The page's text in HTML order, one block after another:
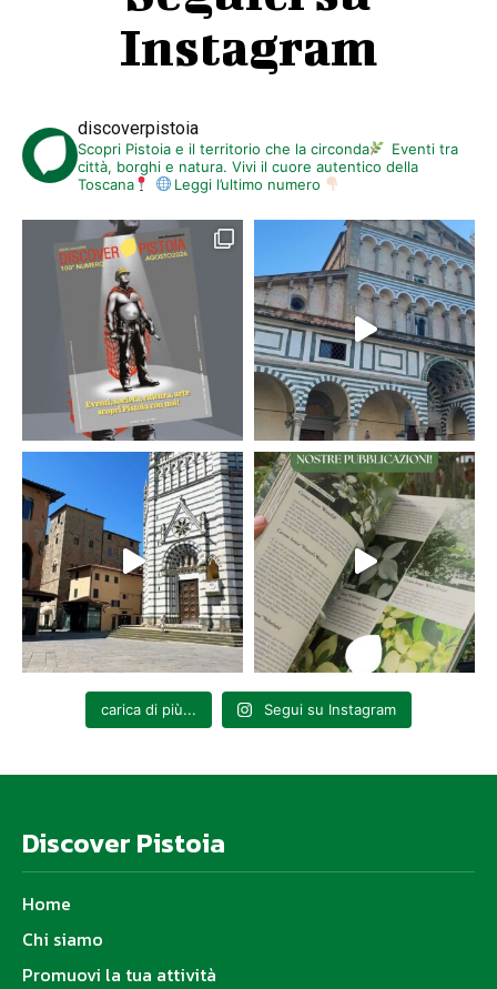
Instagram
discoverpistoia
Scopri Pistoia e il territorio che la circonda
Eventi tra
città, borghi e natura. Vivi il cuore autentico della
Toscana
Leggi l’ultimo numero
carica di più... Segui su Instagram
Discover Pistoia
Home
Chi siamo
Promuovi la tua attività